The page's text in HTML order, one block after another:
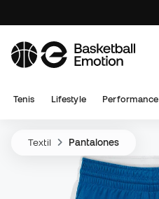
Tenis Lifestyle Performance
Textil Pantalones